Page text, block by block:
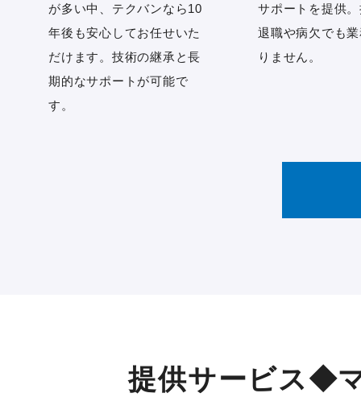
が多い中、テクバンなら10
年後も安心してお任せいた
だけます。技術の継承と長
期的なサポートが可能で
す。
サポートを提供
退職や病欠でも
りません。
提供サービス◆